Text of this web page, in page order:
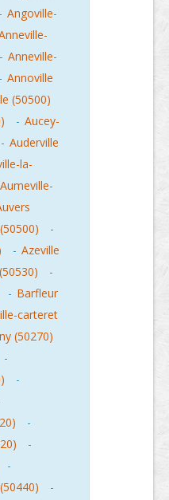
- Angoville-
- Anneville-
- Annoville
(50500)
- Aucey-
- Auderville
la-
Aumeville-
-
- Azeville
-
- Barfleur
carteret
(50270)
-
-
-
-
-
-